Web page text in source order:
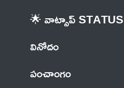
🌟 వాట్సాప్ STATUS
వినోదం
పంచాంగం